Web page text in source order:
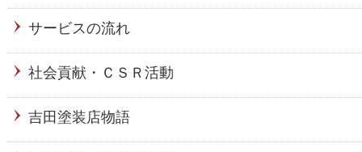
サービスの流れ
社会貢献・ＣＳＲ活動
吉田塗装店物語